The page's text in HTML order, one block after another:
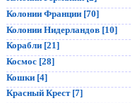
Колонии Франции [70]
Колонии Нидерландов [10]
Корабли [21]
Космос [28]
Кошки [4]
Красный Крест [7]